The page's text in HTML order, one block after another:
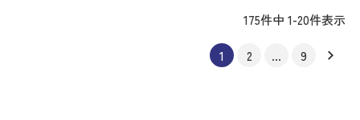
175件中 1-20件表示
1 2 … 9